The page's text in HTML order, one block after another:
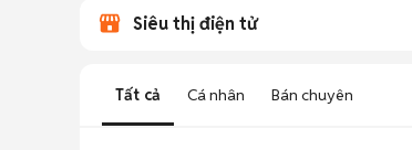
Siêu thị điện tử
Tất cả Cá nhân Bán chuyên